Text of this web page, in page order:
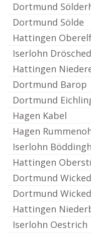
Dortmund
Dortmund Sölde
Hattingen
Iserlohn
Hattingen
Dortmund Barop
Dortmund
Hagen Kabel
Hagen
Iserlohn
Hattingen
Dortmund
Dortmund
Hattingen
Iserlohn Oestrich